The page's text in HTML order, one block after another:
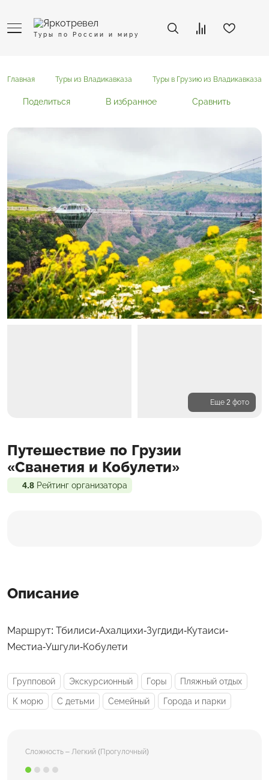
Туры по России и миру
Главная Туры из Владикавказа Туры в Грузию из Владикавказа
Поделиться В избранное Сравнить
Еще 2 фото
Программа Проживание Входит в стоимость
Путешествие по Грузии
«Сванетия и Кобулети»
4.8 Рейтинг организатора
Описание
Маршрут: Тбилиси-Ахалцихи-Зугдиди-Кутаиси-
Местиа-Ушгули-Кобулети
Групповой Экскурсионный Горы Пляжный отдых
К морю С детьми Семейный Города и парки
Сложность – Легкий (Прогулочный)